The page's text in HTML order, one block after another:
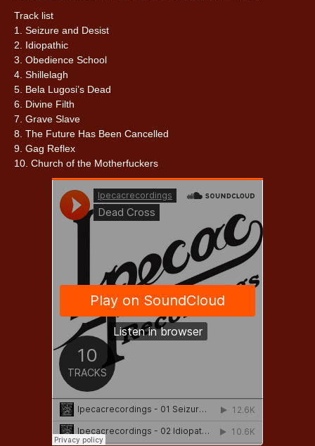
Track list
1. Seizure and Desist
2. Idiopathic
3. Obedience School
4. Shillelagh
5. Bela Lugosi’s Dead
6. Divine Filth
7. Grave Slave
8. The Future Has Been Cancelled
9. Gag Reflex
10. Church of the Motherfuckers